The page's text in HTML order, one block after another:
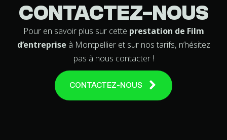
CONTACTEZ-NOUS
Pour en savoir plus sur cette prestation de Film
d’entreprise à Montpellier et sur nos tarifs, n’hésitez
pas à nous contacter !
CONTACTEZ-NOUS